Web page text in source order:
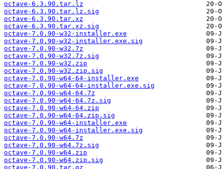
octave-6.3.90.tar.lz
octave-6.3.90.tar.lz.sig
octave-6.3.90.tar.xz
octave-6.3.90.tar.xz.sig
octave-7.0.90-w32-installer.exe
octave-7.0.90-w32-installer.exe.sig
octave-7.0.90-w32.7z
octave-7.0.90-w32.7z.sig
octave-7.0.90-w32.zip
octave-7.0.90-w32.zip.sig
octave-7.0.90-w64-64-installer.exe
octave-7.0.90-w64-64-installer.exe.sig
octave-7.0.90-w64-64.7z
octave-7.0.90-w64-64.7z.sig
octave-7.0.90-w64-64.zip
octave-7.0.90-w64-64.zip.sig
octave-7.0.90-w64-installer.exe
octave-7.0.90-w64-installer.exe.sig
octave-7.0.90-w64.7z
octave-7.0.90-w64.7z.sig
octave-7.0.90-w64.zip
octave-7.0.90-w64.zip.sig
octave-7.0.90.tar.gz